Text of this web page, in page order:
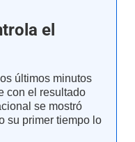
el
últimos minutos
con el resultado
se mostró
su primer tiempo lo